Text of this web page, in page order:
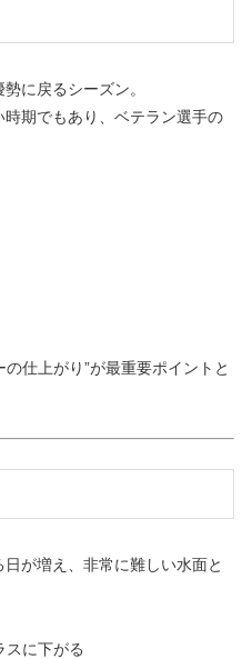
に戻るシーズン。
期でもあり、ベテラン選手の
の仕上がり”が最重要ポイントと
が増え、非常に難しい水面と
スに下がる